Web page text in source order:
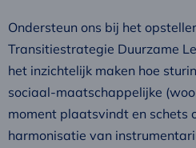
Ondersteun ons bij het
Transitiestrategie Duurzame
het inzichtelijk maken hoe
sociaal-maatschappelijke
moment plaatsvindt en schets
harmonisatie van